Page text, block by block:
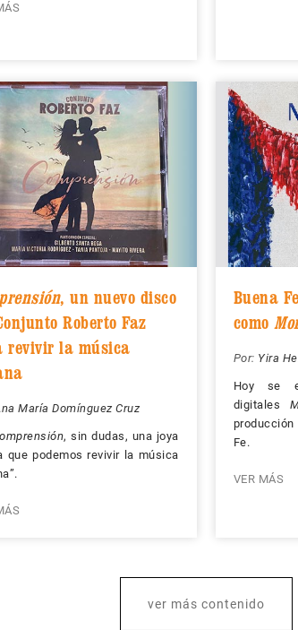
, un nuevo disco
Roberto Faz
revivir la música
María Domínguez Cruz
, sin dudas, una joya
que podemos revivir la música
Buena
como
Por: Yira
Hoy se
digitales
Fe.
VER MÁS
ver más contenido